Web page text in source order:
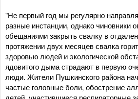
"Не первый год мы регулярно
разные инстанции, однако чиновники
обещаниями закрыть свалку в
протяжении двух месяцев свалка
здоровью людей и экологической
ядовитого дыма страдают в первую
люди. Жители Пушкинского района
частые головные боли, обострение